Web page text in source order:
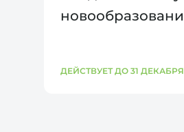
ДЕЙСТВУЕТ ДО 31 ДЕКАБРЯ